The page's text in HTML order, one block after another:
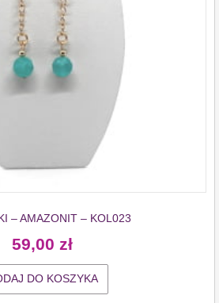
– AMAZONIT – KOL023
59,00 zł
DO KOSZYKA